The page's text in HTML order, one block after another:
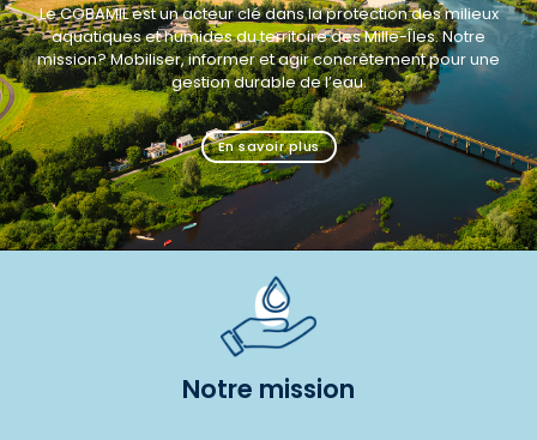
Le COBAMIL est un acteur clé dans la protection des milieux
aquatiques et humides du territoire des Mille-Îles. Notre
mission? Mobiliser, informer et agir concrètement pour une
gestion durable de l’eau.
En savoir plus
Notre mission